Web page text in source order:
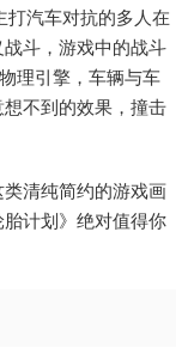
打汽车对抗的多人在
斗，游戏中的战斗
理引擎，车辆与车
不到的效果，撞击
清纯简约的游戏画
计划》绝对值得你